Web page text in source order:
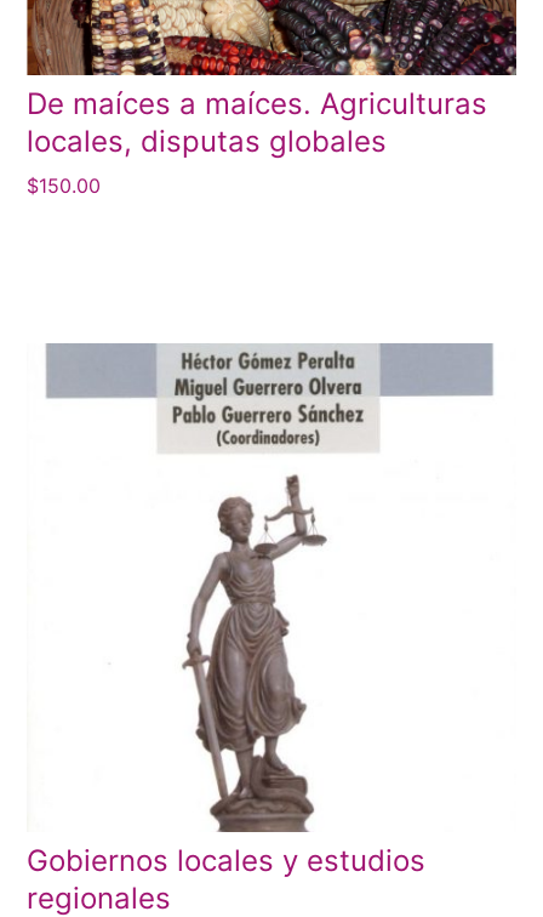
De maíces a maíces. Agriculturas
locales, disputas globales
$150.00
Gobiernos locales y estudios
regionales